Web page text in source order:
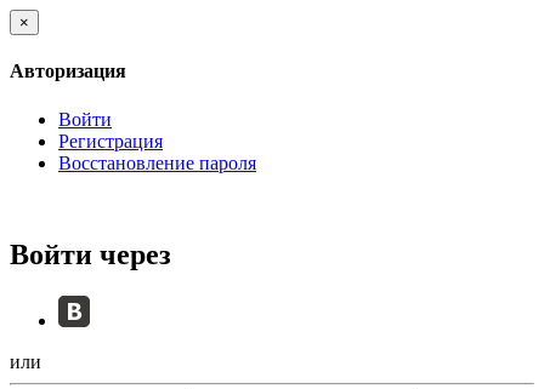
×
Авторизация
Войти
Регистрация
Восстановление пароля
Войти через
или